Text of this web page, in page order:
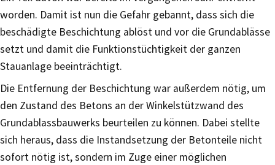
worden. Damit ist nun die Gefahr gebannt, dass sich die
beschädigte Beschichtung ablöst und vor die Grundablässe
setzt und damit die Funktionstüchtigkeit der ganzen
Stauanlage beeinträchtigt.
Die Entfernung der Beschichtung war außerdem nötig, um
den Zustand des Betons an der Winkelstützwand des
Grundablassbauwerks beurteilen zu können. Dabei stellte
sich heraus, dass die Instandsetzung der Betonteile nicht
sofort nötig ist, sondern im Zuge einer möglichen